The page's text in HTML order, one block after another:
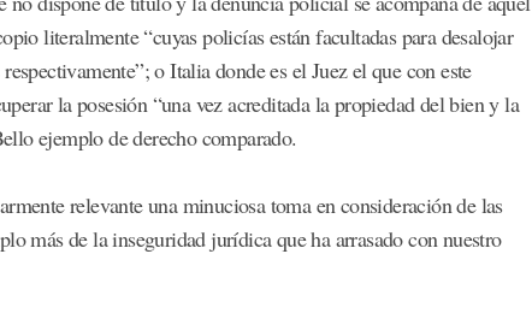
literalmente “cuyas policías están facultadas para desalojar
o Italia donde es el Juez el que con este
la posesión “una vez acreditada la propiedad del bien y la
ejemplo de derecho comparado.
relevante una minuciosa toma en consideración de las
más de la inseguridad jurídica que ha arrasado con nuestro